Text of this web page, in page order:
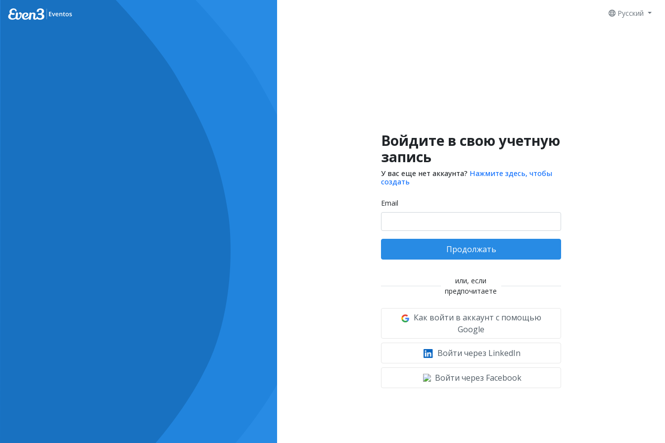
Русский
Войдите в свою учетную
запись
У вас еще нет аккаунта? Нажмите здесь, чтобы
создать
Email
Продолжать
или, если
предпочитаете
Как войти в аккаунт с помощью
Google
Войти через LinkedIn
Войти через Facebook